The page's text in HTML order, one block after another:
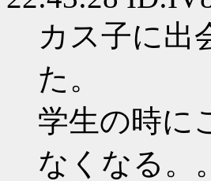
カス子に出
た。
学生の時に
なくなる。。